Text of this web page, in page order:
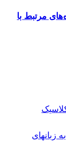
مرتبط با
زبانهای